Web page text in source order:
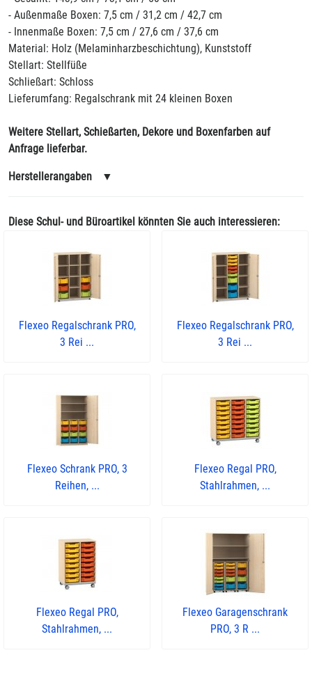
- Außenmaße Boxen: 7,5 cm / 31,2 cm / 42,7 cm
- Innenmaße Boxen: 7,5 cm / 27,6 cm / 37,6 cm
Material: Holz (Melaminharzbeschichtung), Kunststoff
Stellart: Stellfüße
Schließart: Schloss
Lieferumfang: Regalschrank mit 24 kleinen Boxen
Weitere Stellart, Schießarten, Dekore und Boxenfarben auf
Anfrage lieferbar.
Herstellerangaben ▼
Diese Schul- und Büroartikel könnten Sie auch interessieren:
Flexeo Regalschrank PRO,
3 Rei ...
Flexeo Regalschrank PRO,
3 Rei ...
Flexeo Schrank PRO, 3
Reihen, ...
Flexeo Regal PRO,
Stahlrahmen, ...
Flexeo Regal PRO,
Stahlrahmen, ...
Flexeo Garagenschrank
PRO, 3 R ...